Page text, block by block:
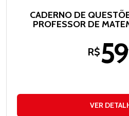
CADERNO DE
PROFESSOR DE
R$59
VER